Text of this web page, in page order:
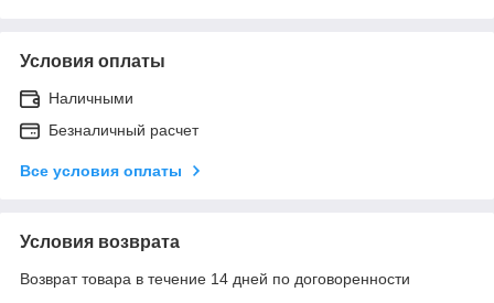
Условия оплаты
Наличными
Безналичный расчет
Все условия оплаты
Условия возврата
Возврат товара в течение 14 дней по договоренности